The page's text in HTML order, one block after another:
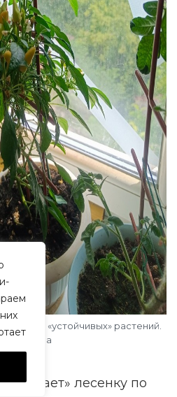
для «устойчивых» растений.
автора
лесенку по